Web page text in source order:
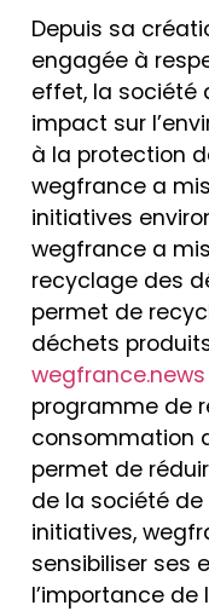
Depuis sa
engagée à
effet, la société
impact sur
à la protection
wegfrance a
initiatives
wegfrance a
recyclage des
permet de
déchets
wegfrance.news
programme de
consommation
permet de
de la société de
initiatives,
sensibiliser ses
l’importance